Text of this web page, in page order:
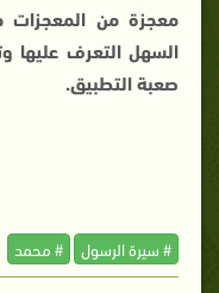
معجزة من المعجزات
السهل التعرف عليها
صعبة التطبيق.
# سيرة الرسول # محمد